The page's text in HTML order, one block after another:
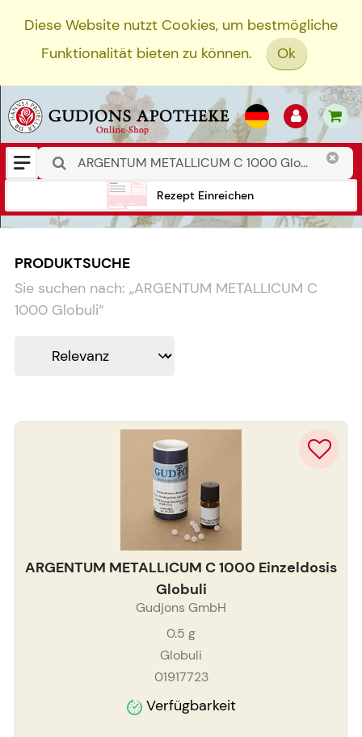
Diese Website nutzt Cookies, um bestmögliche
Funktionalität bieten zu können.
Ok
Rezept Einreichen
PRODUKTSUCHE
Sie suchen nach: „ARGENTUM METALLICUM C
1000 Globuli“
ARGENTUM METALLICUM C 1000 Einzeldosis
Globuli
Gudjons GmbH
0.5 g
Globuli
01917723
Verfügbarkeit